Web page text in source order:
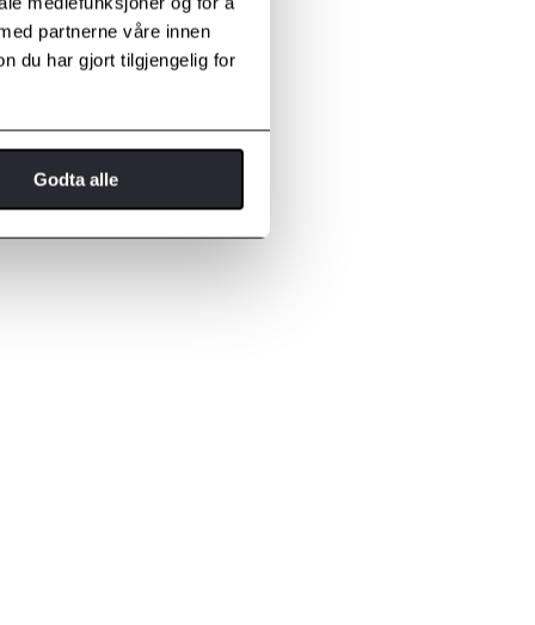
partnerne våre innen
du har gjort tilgjengelig for
Godta alle